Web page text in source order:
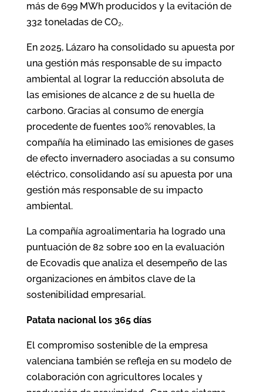
más de 699 MWh producidos y la evitación de
332 toneladas de CO₂.
En 2025, Lázaro ha consolidado su apuesta por
una gestión más responsable de su impacto
ambiental al lograr la reducción absoluta de
las emisiones de alcance 2 de su huella de
carbono. Gracias al consumo de energía
procedente de fuentes 100% renovables, la
compañía ha eliminado las emisiones de gases
de efecto invernadero asociadas a su consumo
eléctrico, consolidando así su apuesta por una
gestión más responsable de su impacto
ambiental.
La compañía agroalimentaria ha logrado una
puntuación de 82 sobre 100 en la evaluación
de Ecovadis que analiza el desempeño de las
organizaciones en ámbitos clave de la
sostenibilidad empresarial.
Patata nacional los 365 días
El compromiso sostenible de la empresa
valenciana también se refleja en su modelo de
colaboración con agricultores locales y